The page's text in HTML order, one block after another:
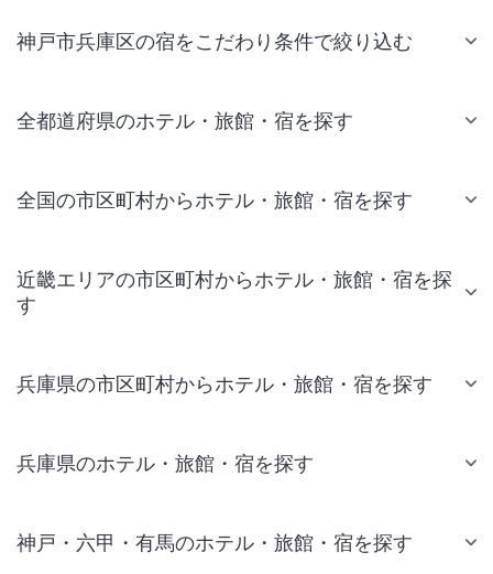
神戸市兵庫区の宿をこだわり条件で絞り込む
全都道府県のホテル・旅館・宿を探す
全国の市区町村からホテル・旅館・宿を探す
近畿エリアの市区町村からホテル・旅館・宿を探
す
兵庫県の市区町村からホテル・旅館・宿を探す
兵庫県のホテル・旅館・宿を探す
神戸・六甲・有馬のホテル・旅館・宿を探す